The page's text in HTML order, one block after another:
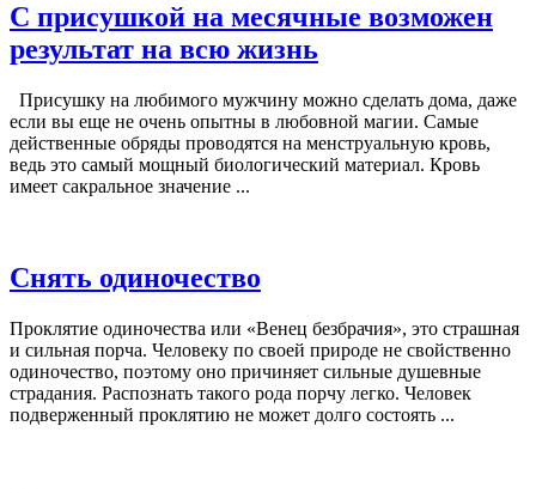
С присушкой на месячные возможен
результат на всю жизнь
Присушку на любимого мужчину можно сделать дома, даже
если вы еще не очень опытны в любовной магии. Самые
действенные обряды проводятся на менструальную кровь,
ведь это самый мощный биологический материал. Кровь
имеет сакральное значение ...
Снять одиночество
Проклятие одиночества или «Венец безбрачия», это страшная
и сильная порча. Человеку по своей природе не свойственно
одиночество, поэтому оно причиняет сильные душевные
страдания. Распознать такого рода порчу легко. Человек
подверженный проклятию не может долго состоять ...